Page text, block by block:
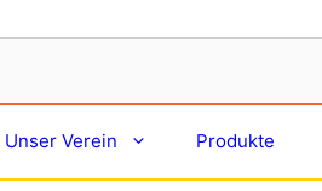
Unser Verein Produkte